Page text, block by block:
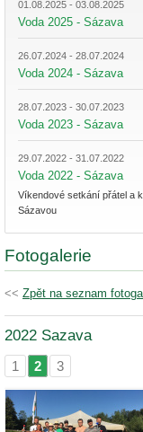
01.08.2025 - 03.08.2025
Voda 2025 - Sázava
26.07.2024 - 28.07.2024
Voda 2024 - Sázava
28.07.2023 - 30.07.2023
Voda 2023 - Sázava
29.07.2022 - 31.07.2022
Voda 2022 - Sázava
Víkendové setkání přátel a
Sázavou
Fotogalerie
<< Zpět na seznam
2022 Sazava
1 2 3